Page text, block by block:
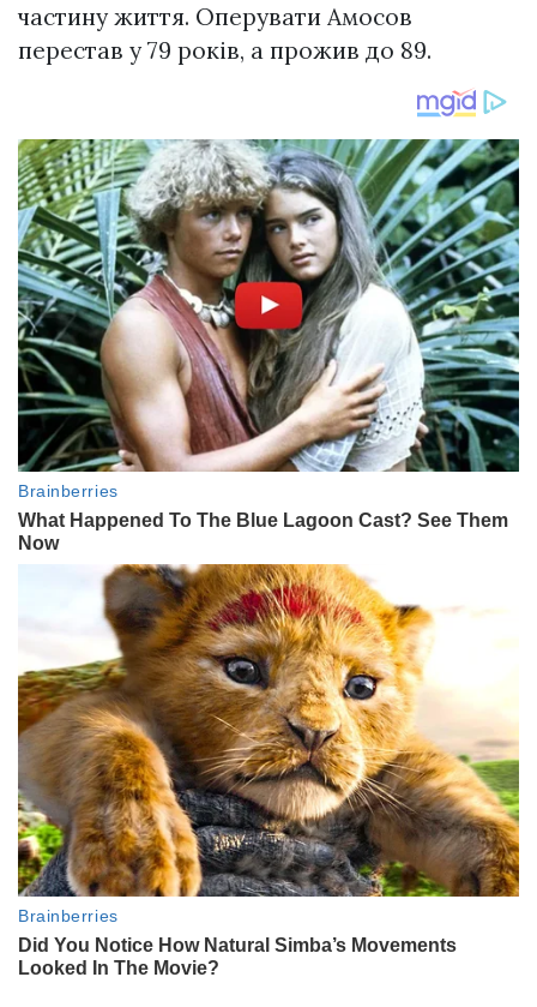
частину життя. Оперувати Амосов
перестав у 79 років, а прожив до 89.